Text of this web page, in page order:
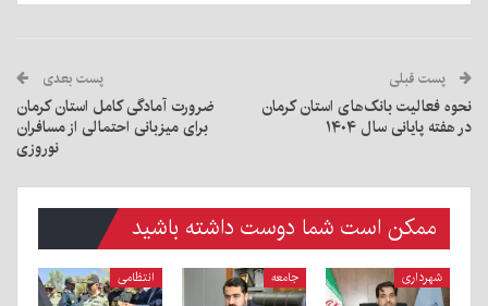
پست قبلی
نحوه فعالیت بانک‌های استان کرمان
در هفته پایانی سال ۱۴۰۴
پست بعدی
ضرورت آمادگی کامل استان کرمان
برای میزبانی احتمالی از مسافران
نوروزی
ممکن است شما دوست داشته باشید
شهرداری جامعه انتظامی